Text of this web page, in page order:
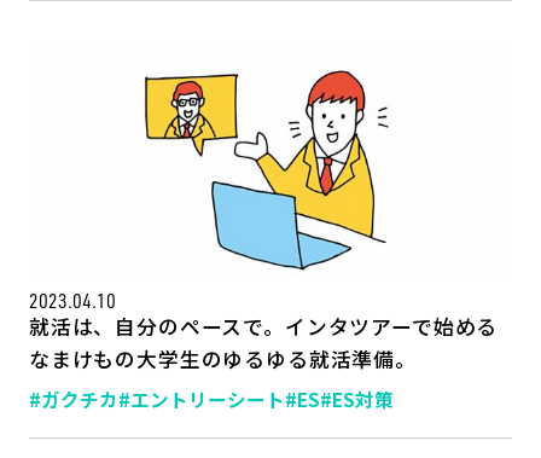
2023.04.10
就活は、自分のペースで。インタツアーで始める
なまけもの大学生のゆるゆる就活準備。
#ガクチカ#エントリーシート#ES#ES対策